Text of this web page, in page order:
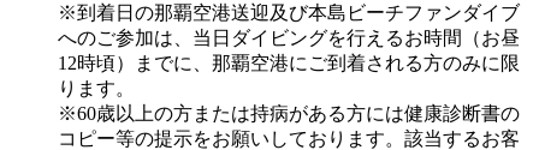
※到着日の那覇空港送迎及び本島ビーチファンダイブ
へのご参加は、当日ダイビングを行えるお時間（お昼
12時頃）までに、那覇空港にご到着される方のみに限
ります。
※60歳以上の方または持病がある方には健康診断書の
コピー等の提示をお願いしております。該当するお客